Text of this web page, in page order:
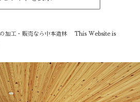
加工・販売なら中本造林
This Website is